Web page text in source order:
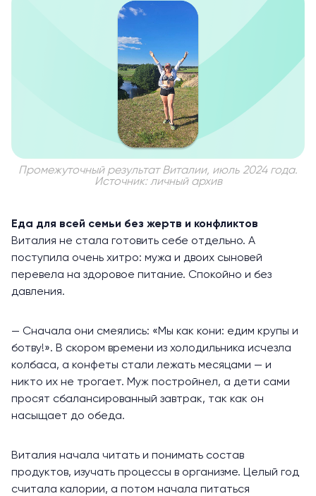
Промежуточный результат Виталии, июль 2024 года.
Источник: личный архив
Еда для всей семьи без жертв и конфликтов
Виталия не стала готовить себе отдельно. А
поступила очень хитро: мужа и двоих сыновей
перевела на здоровое питание. Спокойно и без
давления.
— Сначала они смеялись: «Мы как кони: едим крупы и
ботву!». В скором времени из холодильника исчезла
колбаса, а конфеты стали лежать месяцами — и
никто их не трогает. Муж постройнел, а дети сами
просят сбалансированный завтрак, так как он
насыщает до обеда.
Виталия начала читать и понимать состав
продуктов, изучать процессы в организме. Целый год
считала калории, а потом начала питаться